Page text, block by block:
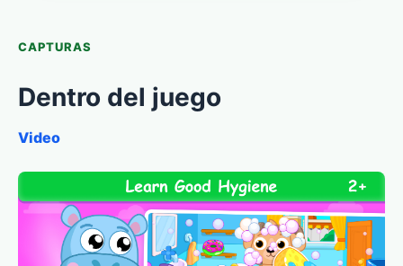
CAPTURAS
Dentro del juego
Video